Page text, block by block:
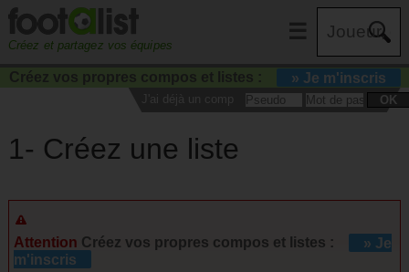
Créez et partagez vos équipes
☰
Créez vos propres compos et listes : » Je m'inscris
J'ai déjà un compte : OK
1- Créez une liste
Attention Créez vos propres compos et listes :
» Je
m'inscris